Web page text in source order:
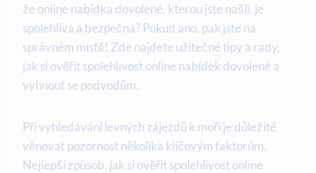
že online ‌nabídka dovolené, kterou jste našli, ⁣je
spolehlivá a bezpečná?⁢ Pokud‍ ano, pak‌ jste na
správném místě! Zde najdete užitečné tipy a rady,
⁢jak ⁤si ověřit spolehlivost online nabídek dovolené a
vyhnout se podvodům.
Při vyhledávání levných zájezdů k moři je důležité
věnovat pozornost několika klíčovým faktorům.
Nejlepší ⁣způsob, jak si ⁤ověřit spolehlivost online